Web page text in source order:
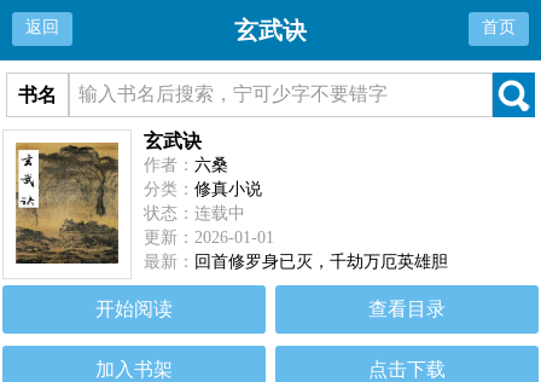
返回 玄武诀 首页
书名
玄武诀
作者：六桑
分类：修真小说
状态：连载中
更新：2026-01-01
最新： 回首修罗身已灭，千劫万厄英雄胆
开始阅读 查看目录
加入书架 点击下载